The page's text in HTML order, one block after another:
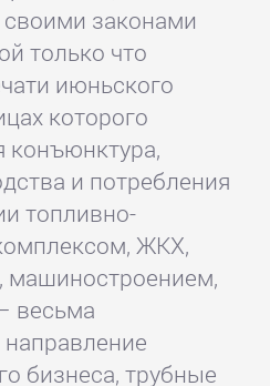
законами
только что
июньского
которого
конъюнктура,
и потребления
топливно-
ЖКХ,
машиностроением,
весьма
бизнеса, трубные